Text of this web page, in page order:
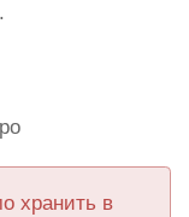
хранить в